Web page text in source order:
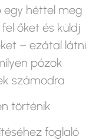
egy héttel meg
őket és küldj
– ezátal látni
pózok
számodra
történik
foglaló